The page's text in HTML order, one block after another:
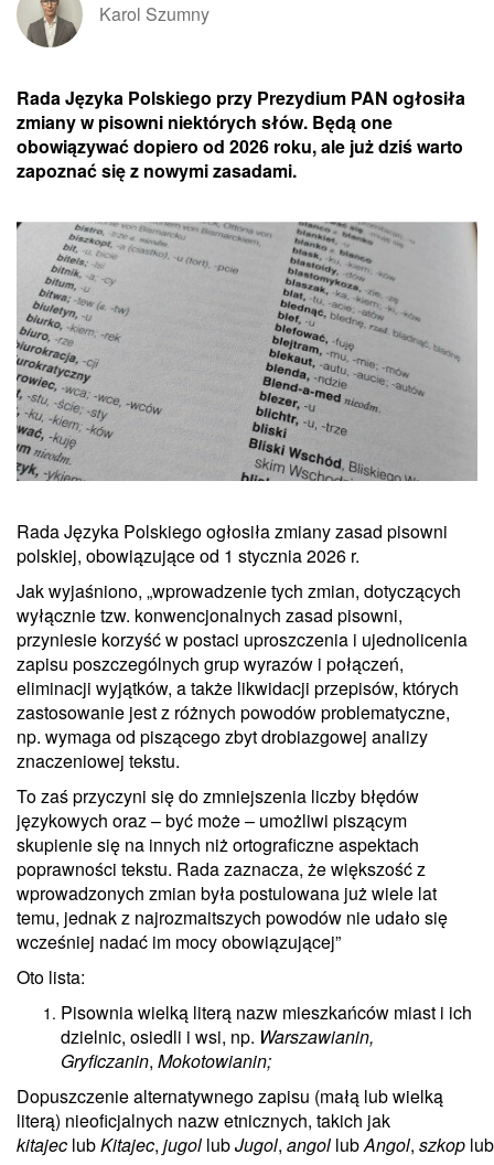
Karol Szumny
Rada Języka Polskiego przy Prezydium PAN ogłosiła
zmiany w pisowni niektórych słów. Będą one
obowiązywać dopiero od 2026 roku, ale już dziś warto
zapoznać się z nowymi zasadami.
Rada Języka Polskiego ogłosiła zmiany zasad pisowni
polskiej, obowiązujące od 1 stycznia 2026 r.
Jak wyjaśniono, „wprowadzenie tych zmian, dotyczących
wyłącznie tzw. konwencjonalnych zasad pisowni,
przyniesie korzyść w postaci uproszczenia i ujednolicenia
zapisu poszczególnych grup wyrazów i połączeń,
eliminacji wyjątków, a także likwidacji przepisów, których
zastosowanie jest z różnych powodów problematyczne,
np. wymaga od piszącego zbyt drobiazgowej analizy
znaczeniowej tekstu.
To zaś przyczyni się do zmniejszenia liczby błędów
językowych oraz – być może – umożliwi piszącym
skupienie się na innych niż ortograficzne aspektach
poprawności tekstu. Rada zaznacza, że większość z
wprowadzonych zmian była postulowana już wiele lat
temu, jednak z najrozmaitszych powodów nie udało się
wcześniej nadać im mocy obowiązującej”
Oto lista:
Pisownia wielką literą nazw mieszkańców miast i ich
dzielnic, osiedli i wsi, np. Warszawianin,
Gryficzanin, Mokotowianin;
Dopuszczenie alternatywnego zapisu (małą lub wielką
literą) nieoficjalnych nazw etnicznych, takich jak
kitajec lubKitajec, jugol lubJugol, angol lubAngol, szkop